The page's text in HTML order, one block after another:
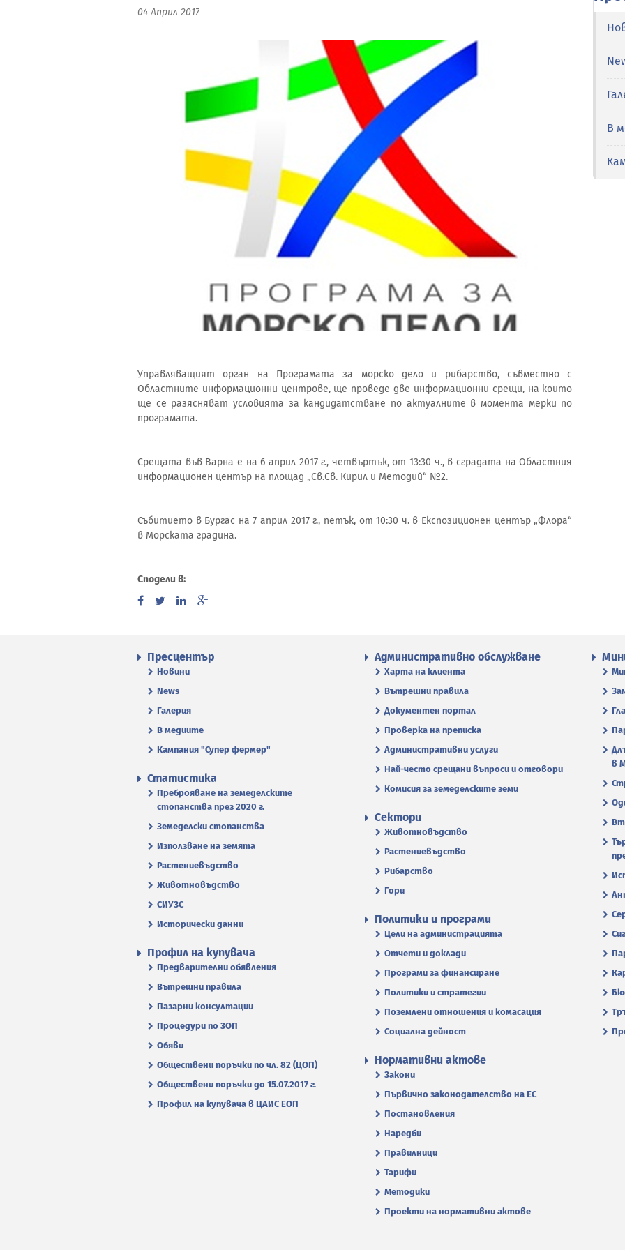
04 Април 2017
Управляващият орган на Програмата за морско дело и рибарство, съвместно с
Областните информационни центрове, ще проведе две информационни срещи, на които
ще се разясняват условията за кандидатстване по актуалните в момента мерки по
програмата.
Срещата във Варна е на 6 април 2017 г., четвъртък, от 13:30 ч., в сградата на Областния
информационен център на площад „Св.Св. Кирил и Методий“ №2.
Събитието в Бургас на 7 април 2017 г., петък, от 10:30 ч. в Експозиционен център „Флора“
в Морската градина.
Сподели в:
В
Пресцентър
Новини
News
Галерия
В медиите
Кампания "Супер фермер"
Административно обслужване
Харта на клиента
Вътрешни правила
Документен портал
Проверка на преписка
Административни услуги
Най-често срещани въпроси и отговори
Комисия за земеделските земи
в
Статистика
Преброяване на земеделските
стопанства през 2020 г.
Земеделски стопанства
Използване на земята
Растениевъдство
Животновъдство
СИУЗС
Исторически данни
Сектори
Животновъдство
Растениевъдство
Рибарство
Гори
Политики и програми
Цели на администрацията
Отчети и доклади
Програми за финансиране
Политики и стратегии
Поземлени отношения и комасация
Социална дейност
Профил на купувача
Предварителни обявления
Вътрешни правила
Пазарни консултации
Процедури по ЗОП
Обяви
Обществени поръчки по чл. 82 (ЦОП)
Обществени поръчки до 15.07.2017 г.
Профил на купувача в ЦАИС ЕОП
Нормативни актове
Закони
Първично законодателство на ЕС
Постановления
Наредби
Правилници
Тарифи
Методики
Проекти на нормативни актове